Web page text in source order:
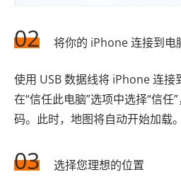
02 将你的 iPhone 连接到电
使用 USB 数据线将 iPhone 连接
在“信任此电脑”选项中选择“信任
码。此时，地图将自动开始加载。
03 选择您理想的位置